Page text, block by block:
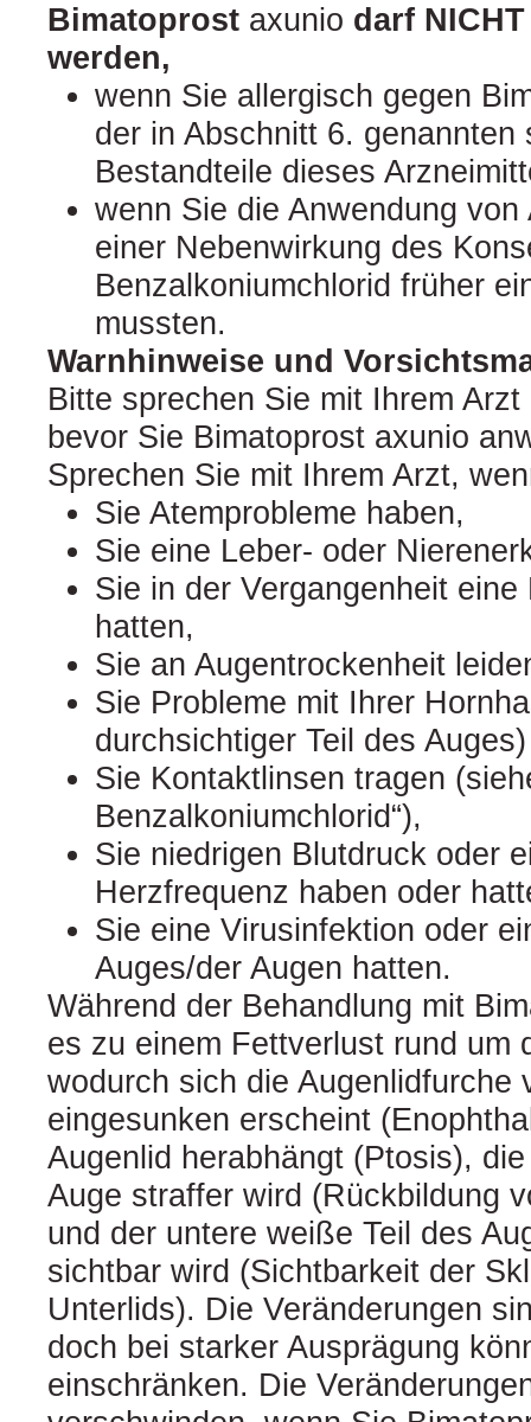
Bimatoprost axunio darf
werden,
wenn Sie allergisch gegen
der in Abschnitt 6. genannten
Bestandteile dieses
wenn Sie die Anwendung
einer Nebenwirkung des
Benzalkoniumchlorid früher
mussten.
Warnhinweise und
Bitte sprechen Sie mit Ihrem
bevor Sie Bimatoprost axunio
Sprechen Sie mit Ihrem Arzt,
Sie Atemprobleme haben,
Sie eine Leber- oder
Sie in der Vergangenheit
hatten,
Sie an Augentrockenheit
Sie Probleme mit Ihrer
durchsichtiger Teil des
Sie Kontaktlinsen tragen
Benzalkoniumchlorid“),
Sie niedrigen Blutdruck oder
Herzfrequenz haben oder
Sie eine Virusinfektion oder
Auges/der Augen hatten.
Während der Behandlung mit
es zu einem Fettverlust rund um
wodurch sich die Augenlidfurche
eingesunken erscheint
Augenlid herabhängt (Ptosis),
Auge straffer wird (Rückbildung
und der untere weiße Teil des
sichtbar wird (Sichtbarkeit der
Unterlids). Die Veränderungen
doch bei starker Ausprägung
einschränken. Die